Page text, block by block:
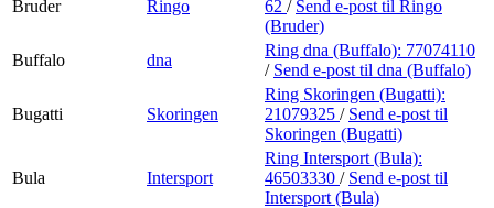
Bruder Ringo
62 / Send e-post til Ringo
(Bruder)
Buffalo
dna
Ring dna (Buffalo): 77074110
/ Send e-post til dna (Buffalo)
Bugatti Skoringen
Ring Skoringen (Bugatti):
21079325 / Send e-post til
Skoringen (Bugatti)
Bula Intersport
Ring Intersport (Bula):
46503330 / Send e-post til
Intersport (Bula)